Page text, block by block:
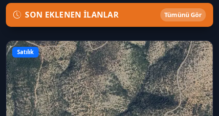
SON EKLENEN İLANLAR Tümünü Gör
Satılık